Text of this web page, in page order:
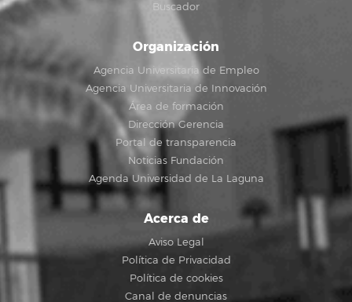
Buscador
Organización
Agencia Universitaria de Empleo
Agencia Universitaria de Innovación
Área de formación
Dirección Gerencia
Portal de transparencia
Noticias Fundación
Agenda Universidad de La Laguna
Acerca de
Aviso Legal
Política de Privacidad
Política de cookies
Canal de denuncias